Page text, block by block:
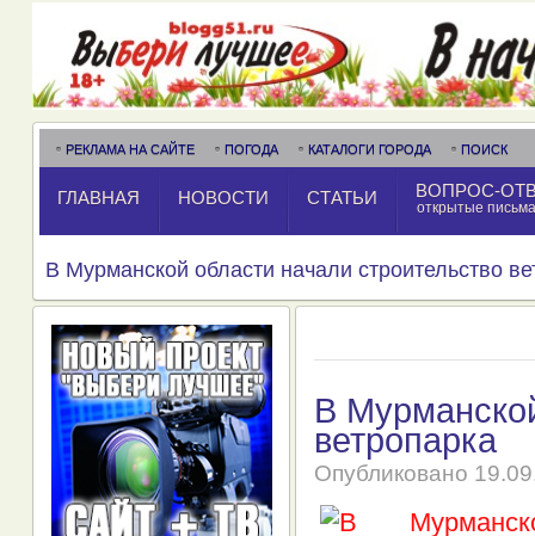
РЕКЛАМА НА САЙТЕ ПОГОДА КАТАЛОГИ ГОРОДА ПОИСК
ГЛАВНАЯ НОВОСТИ СТАТЬИ ВОПРОС-
открытые письма
В Мурманской области начали строительство
В
ветропарка
Опубликовано